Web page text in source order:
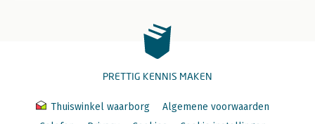
PRETTIG KENNIS MAKEN
Thuiswinkel waarborg
Algemene voorwaarden